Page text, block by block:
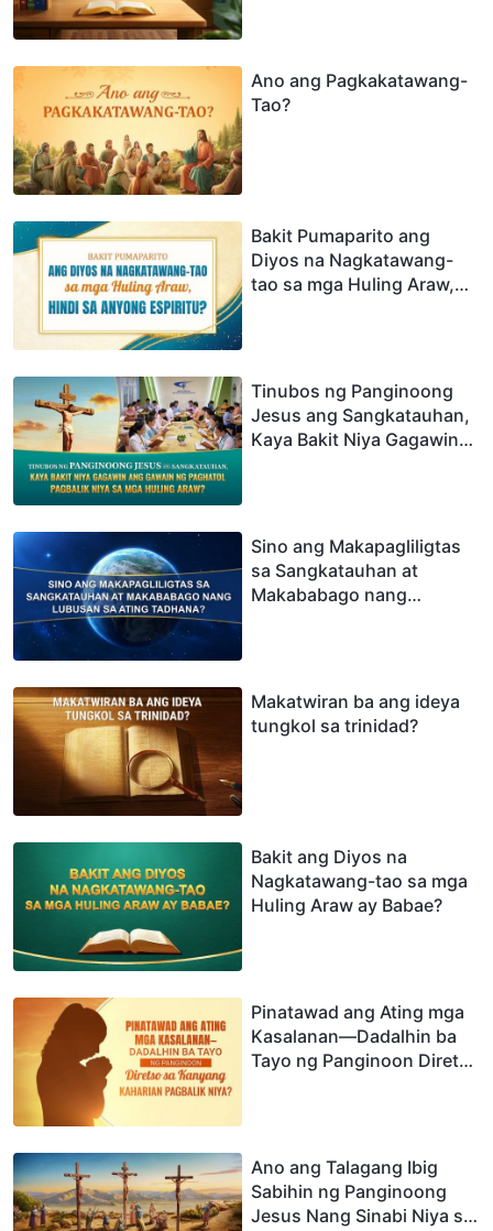
Ano ang Pagkakatawang-
Tao?
Bakit Pumaparito ang
Diyos na Nagkatawang-
tao sa mga Huling Araw,
Tinubos ng Panginoong
Jesus ang Sangkatauhan,
Kaya Bakit Niya Gagawin
Sino ang Makapagliligtas
sa Sangkatauhan at
Makababago nang
Makatwiran ba ang ideya
tungkol sa trinidad?
Bakit ang Diyos na
Nagkatawang-tao sa mga
Huling Araw ay Babae?
Pinatawad ang Ating mga
Kasalanan—Dadalhin ba
Tayo ng Panginoon Diretso
Ano ang Talagang Ibig
Sabihin ng Panginoong
Jesus Nang Sinabi Niya sa